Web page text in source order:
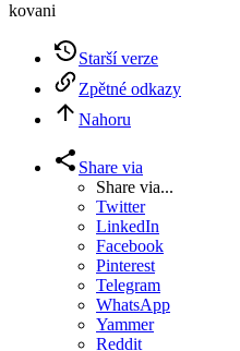
kovani
Starší verze
Zpětné odkazy
Nahoru
Share via
Share via...
Twitter
LinkedIn
Facebook
Pinterest
Telegram
WhatsApp
Yammer
Reddit